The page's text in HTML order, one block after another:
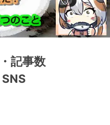
記事数